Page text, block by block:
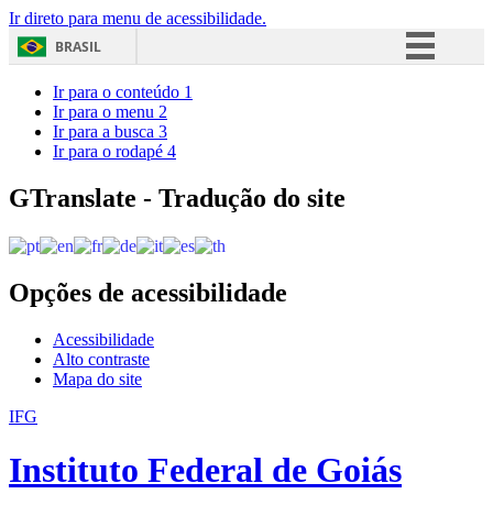
Ir direto para menu de acessibilidade.
BRASIL
Acesso à informação
Ir para o conteúdo 1
Ir para o menu 2
Ir para a busca 3
Ir para o rodapé 4
GTranslate - Tradução do site
Opções de acessibilidade
Acessibilidade
Alto contraste
Mapa do site
IFG
Instituto Federal de Goiás